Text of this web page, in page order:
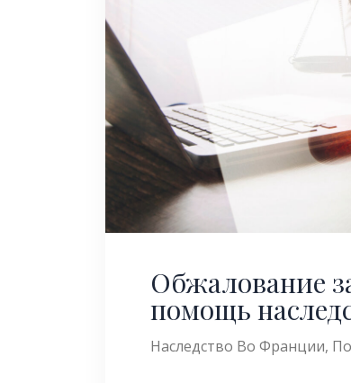
Обжалование
помощь
Наследство Во Франции,